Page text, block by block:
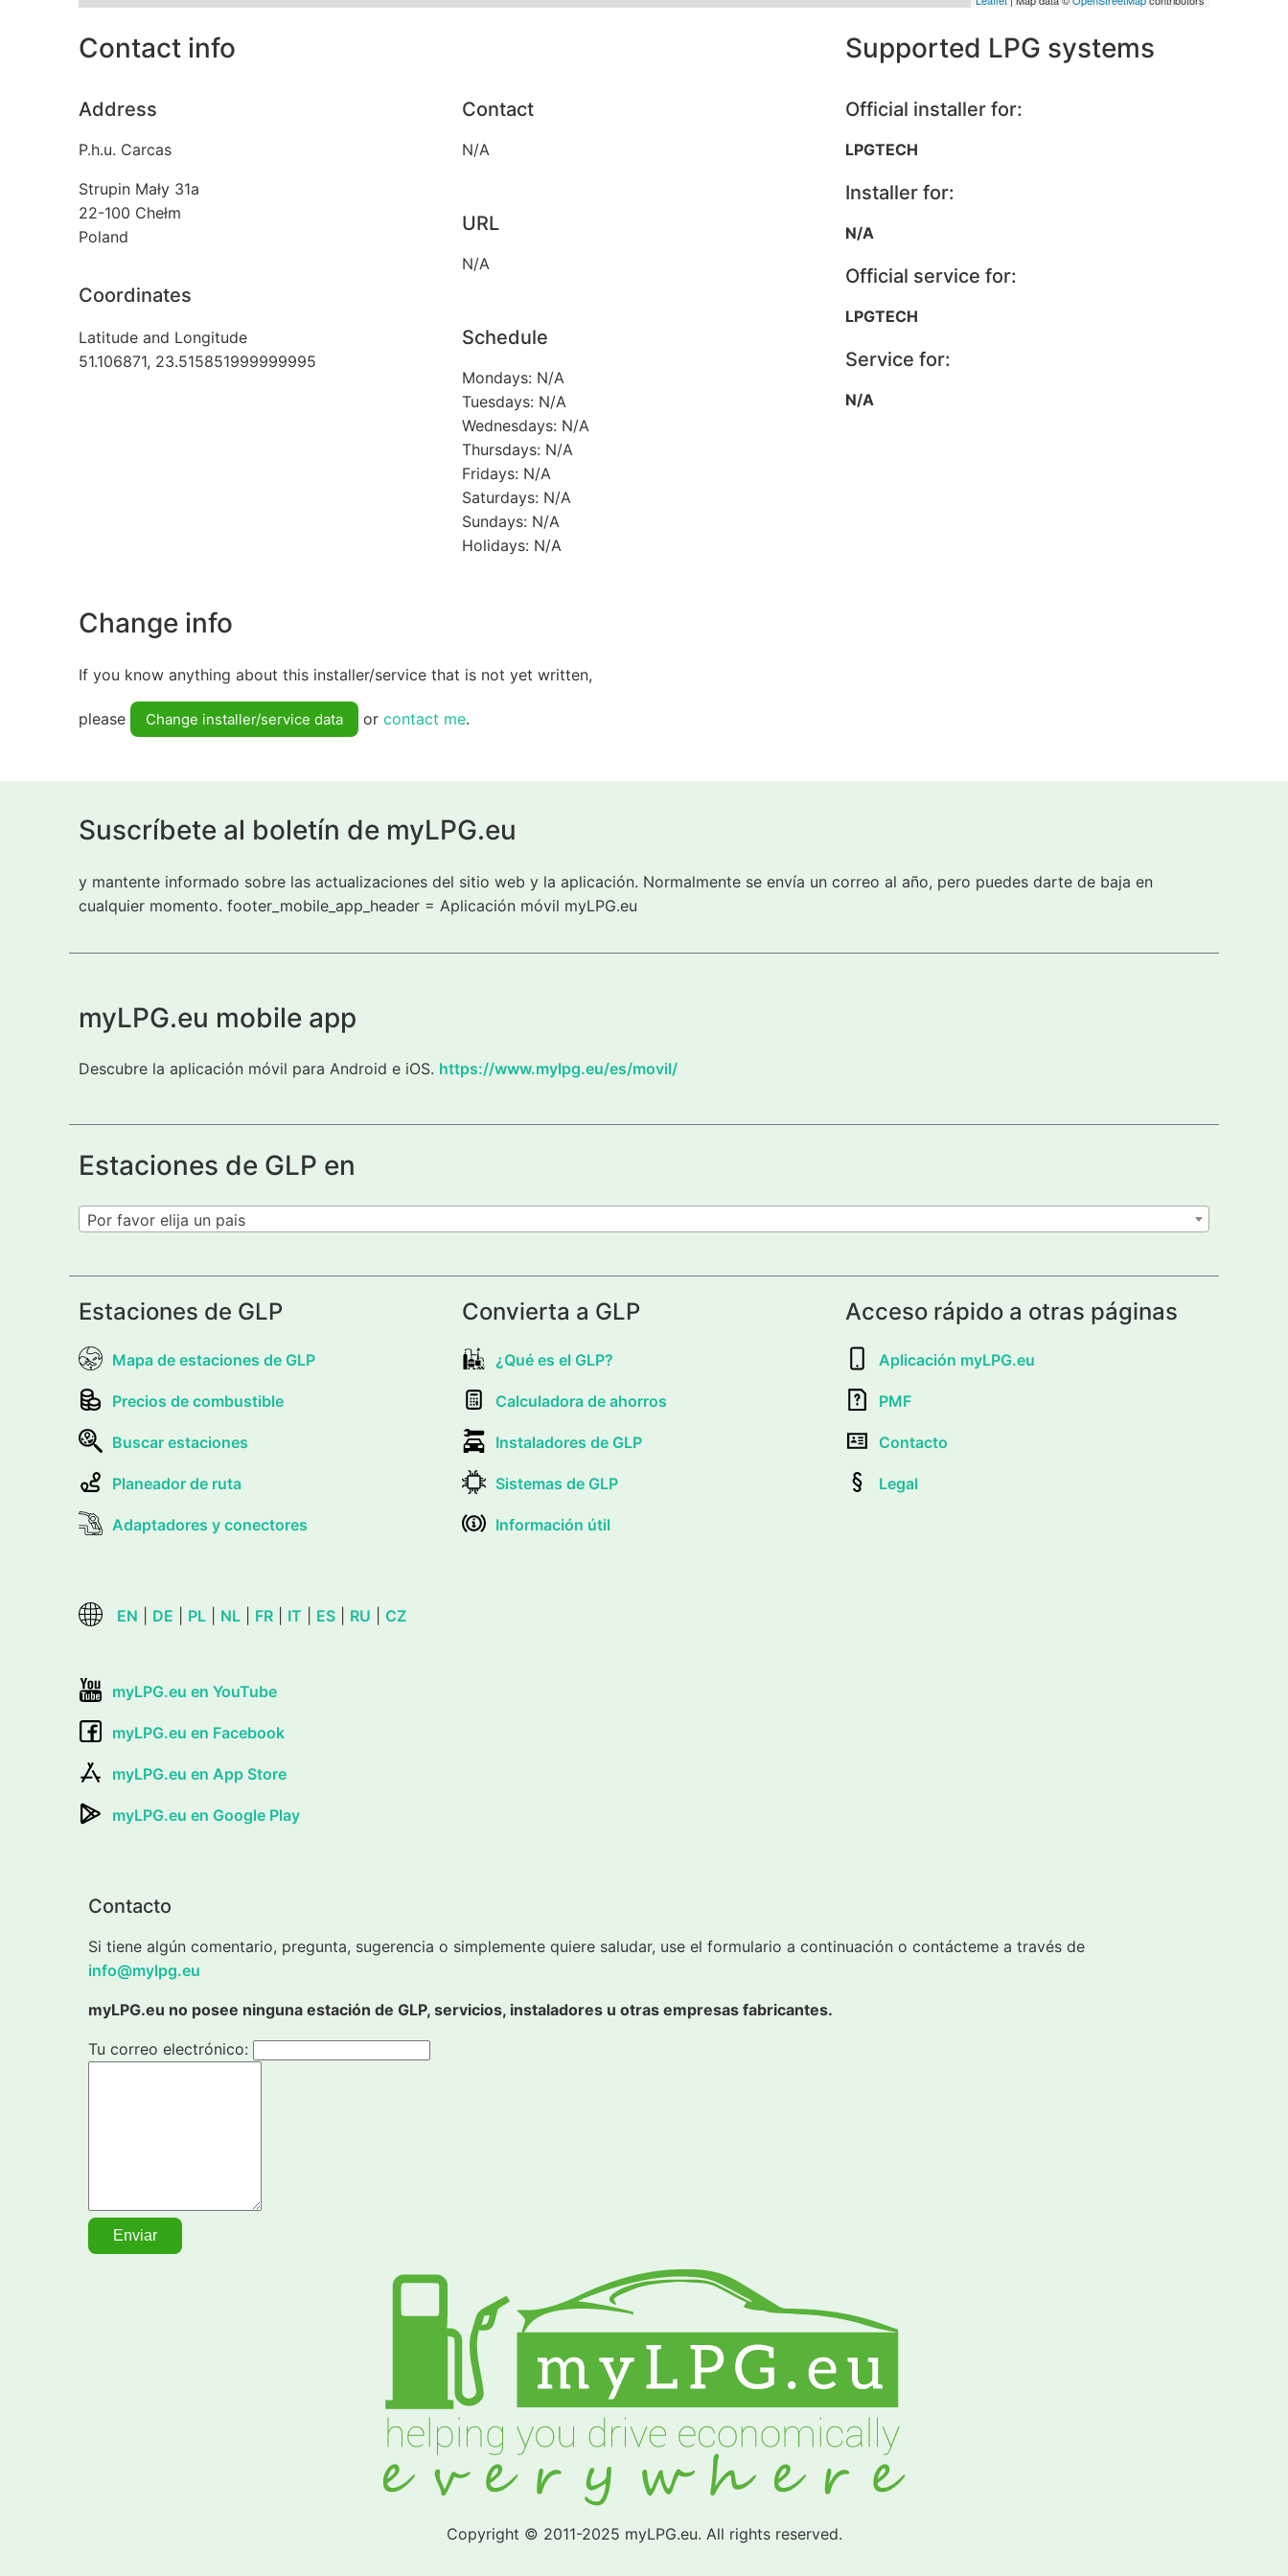
Contact info
Address
P.h.u. Carcas
Strupin Mały 31a
22-100 Chełm
Poland
Coordinates
Latitude and Longitude
51.106871, 23.515851999999995
Contact
N/A
URL
N/A
Schedule
Mondays: N/A
Tuesdays: N/A
Wednesdays: N/A
Thursdays: N/A
Fridays: N/A
Saturdays: N/A
Sundays: N/A
Holidays: N/A
Supported LPG systems
Official installer for:
LPGTECH
Installer for:
N/A
Official service for:
LPGTECH
Service for:
N/A
Change info
If you know anything about this installer/service that is not yet written,
please Change installer/service data or contact me.
Suscríbete al boletín de myLPG.eu
y mantente informado sobre las actualizaciones del sitio web y la aplicación. Normalmente se envía un correo al año, pero puedes darte de baja en
cualquier momento. footer_mobile_app_header = Aplicación móvil myLPG.eu
myLPG.eu mobile app
Descubre la aplicación móvil para Android e iOS. https://www.mylpg.eu/es/movil/
Estaciones de GLP en
Por favor elija un pais
Estaciones de GLP
Mapa de estaciones de GLP
Precios de combustible
Buscar estaciones
Planeador de ruta
Adaptadores y conectores
Convierta a GLP
¿Qué es el GLP?
Calculadora de ahorros
Instaladores de GLP
Sistemas de GLP
Información útil
Acceso rápido a otras páginas
Aplicación myLPG.eu
PMF
Contacto
Legal
EN DE PL NL FR IT ES RU CZ
myLPG.eu en YouTube
myLPG.eu en Facebook
myLPG.eu en App Store
myLPG.eu en Google Play
Contacto
Si tiene algún comentario, pregunta, sugerencia o simplemente quiere saludar, use el formulario a continuación o contácteme a través de
info@mylpg.eu
myLPG.eu no posee ninguna estación de GLP, servicios, instaladores u otras empresas fabricantes.
Tu correo electrónico:
Copyright © 2011-2025 myLPG.eu. All rights reserved.